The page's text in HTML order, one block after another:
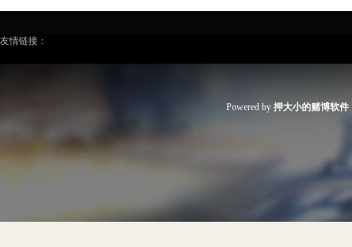
友情链接：
Powered by 押大小的赌博软